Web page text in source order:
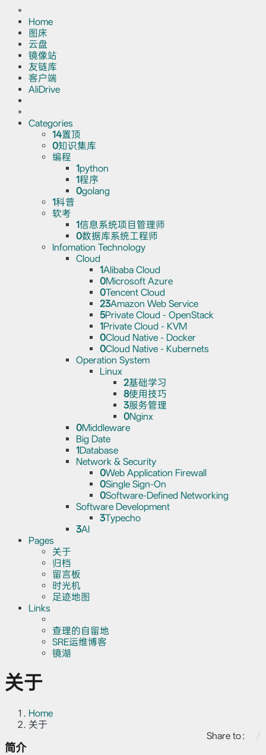
Home
图床
云盘
镜像站
友链库
客户端
AliDrive
Categories
14置顶
0知识集库
编程
1python
1程序
0golang
1科普
软考
1信息系统项目管理师
0数据库系统工程师
Infomation Technology
Cloud
1Alibaba Cloud
0Microsoft Azure
0Tencent Cloud
23Amazon Web Service
5Private Cloud - OpenStack
1Private Cloud - KVM
0Cloud Native - Docker
0Cloud Native - Kubernets
Operation System
Linux
2基础学习
8使用技巧
3服务管理
0Nginx
0Middleware
Big Date
1Database
Network & Security
0Web Application Firewall
0Single Sign-On
0Software-Defined Networking
Software Development
3Typecho
3AI
Pages
关于
归档
留言板
时光机
足迹地图
Links
查理的自留地
SRE运维博客
镜湖
关于
Home
关于
Share to：
简介